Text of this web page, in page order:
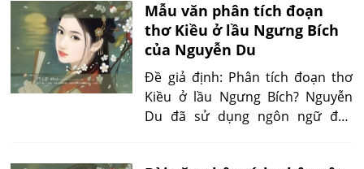
Mẫu văn phân tích đoạn
thơ Kiều ở lầu Ngưng Bích
của Nguyễn Du
Đề giả định: Phân tích đoạn thơ
Kiều ở lầu Ngưng Bích? Nguyễn
Du đã sử dụng ngôn ngữ độc